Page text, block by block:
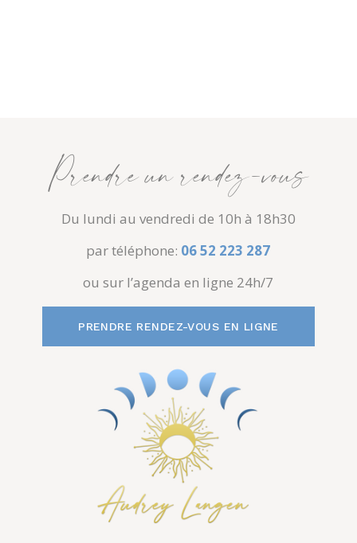
Prendre un rendez-vous
Du lundi au vendredi de 10h à 18h30
par téléphone: 06 52 223 287
ou sur l’agenda en ligne 24h/7
PRENDRE RENDEZ-VOUS EN LIGNE